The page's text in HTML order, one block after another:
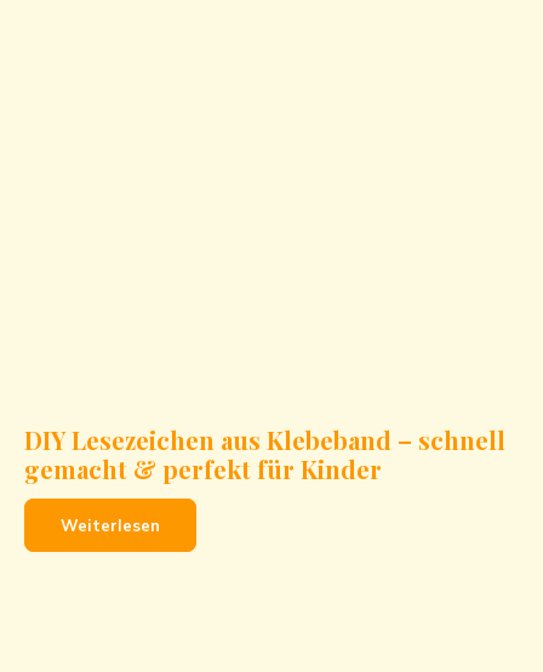
DIY Lesezeichen aus Klebeband – schnell
gemacht & perfekt für Kinder
Weiterlesen